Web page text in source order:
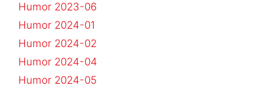
Humor 2023-06
Humor 2024-01
Humor 2024-02
Humor 2024-04
Humor 2024-05